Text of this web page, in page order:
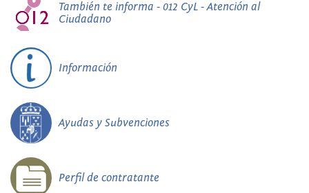
También te informa - 012 CyL - Atención al
Ciudadano
Información
Ayudas y Subvenciones
Perfil de contratante